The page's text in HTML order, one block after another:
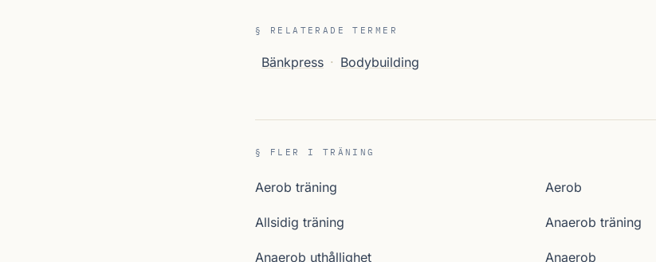
§ RELATERADE TERMER
Bänkpress · Bodybuilding
§ FLER I TRÄNING
Aerob träning Aerob
Allsidig träning Anaerob träning
Anaerob uthållighet Anaerob